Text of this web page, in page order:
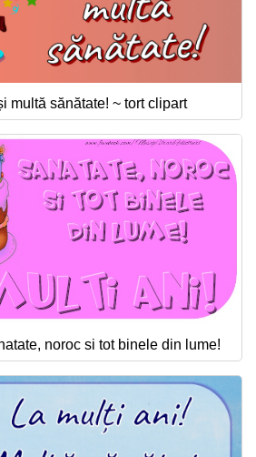
multă sănătate! ~ tort clipart
noroc si tot binele din lume!